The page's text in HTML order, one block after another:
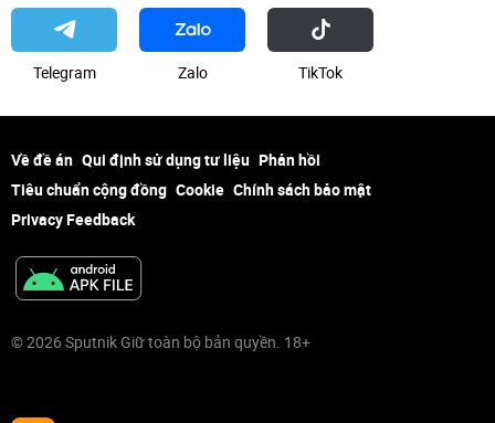
Telegram Zalo ТikТоk
Về đề án Qui định sử dụng tư liệu Phản hồi
Tiêu chuẩn cộng đồng Cookie Chính sách bảo mật
Privacy Feedback
© 2026 Sputnik Giữ toàn bộ bản quyền. 18+